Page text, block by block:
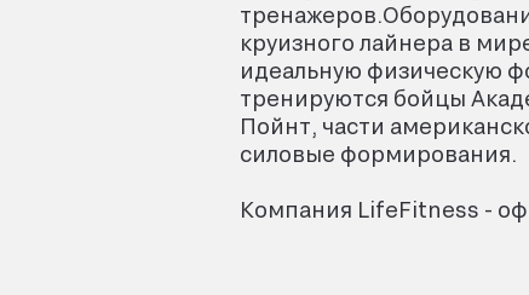
круизного лайнера в
идеальную физическую
тренируются бойцы
Пойнт, части
силовые формирования.
Компания LifeFitness -